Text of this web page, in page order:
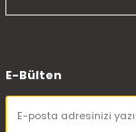
E-Bülten